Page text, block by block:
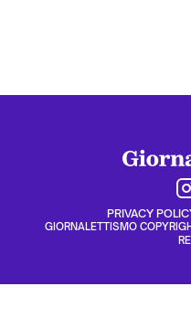
PRIVACY
GIORNALETTISMO